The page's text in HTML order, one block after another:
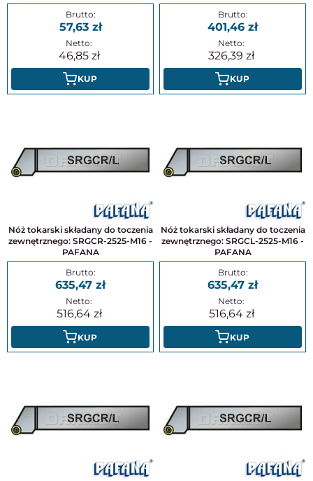
57,63
46,85
KUP
401,46
326,39
KUP
Nóż tokarski składany do toczenia
zewnętrznego: SRGCR-2525-M16 -
PAFANA
635,47
516,64
KUP
Nóż tokarski składany do toczenia
zewnętrznego: SRGCL-2525-M16 -
PAFANA
635,47
516,64
KUP